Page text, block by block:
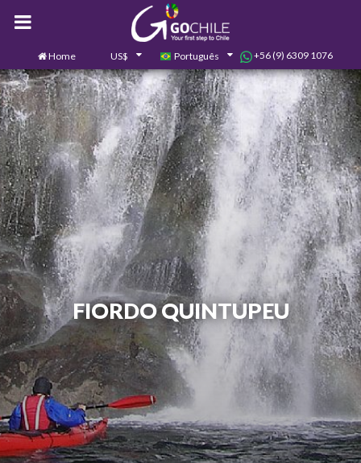
Home US$ Português +56 (9) 6309 1076
Contate-nos 0
FIORDO QUINTUPEU